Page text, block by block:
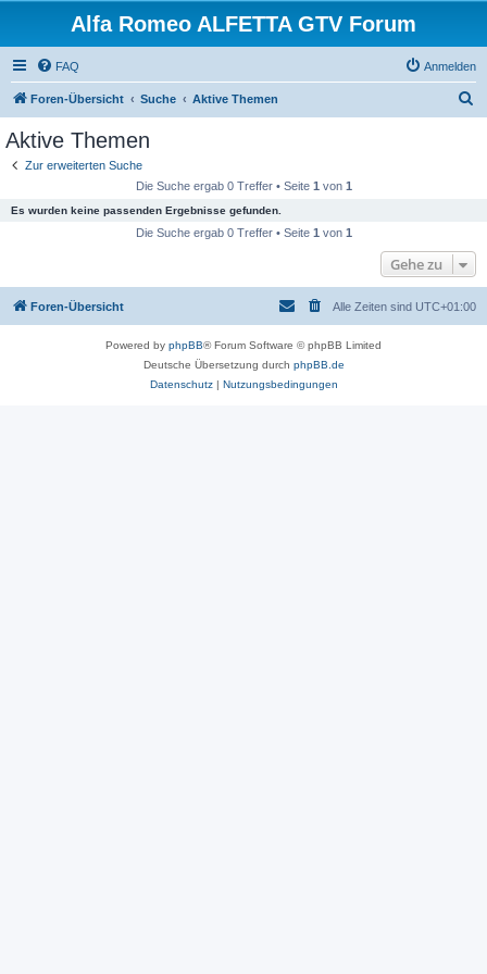
Alfa Romeo ALFETTA GTV Forum
FAQ Anmelden
Foren-Übersicht Suche Aktive Themen
Aktive Themen
Zur erweiterten Suche
Die Suche ergab 0 Treffer • Seite 1 von 1
Es wurden keine passenden Ergebnisse gefunden.
Die Suche ergab 0 Treffer • Seite 1 von 1
Gehe zu
Foren-Übersicht Alle Zeiten sind UTC+01:00
Powered by phpBB® Forum Software © phpBB Limited
Deutsche Übersetzung durch phpBB.de
Datenschutz| Nutzungsbedingungen